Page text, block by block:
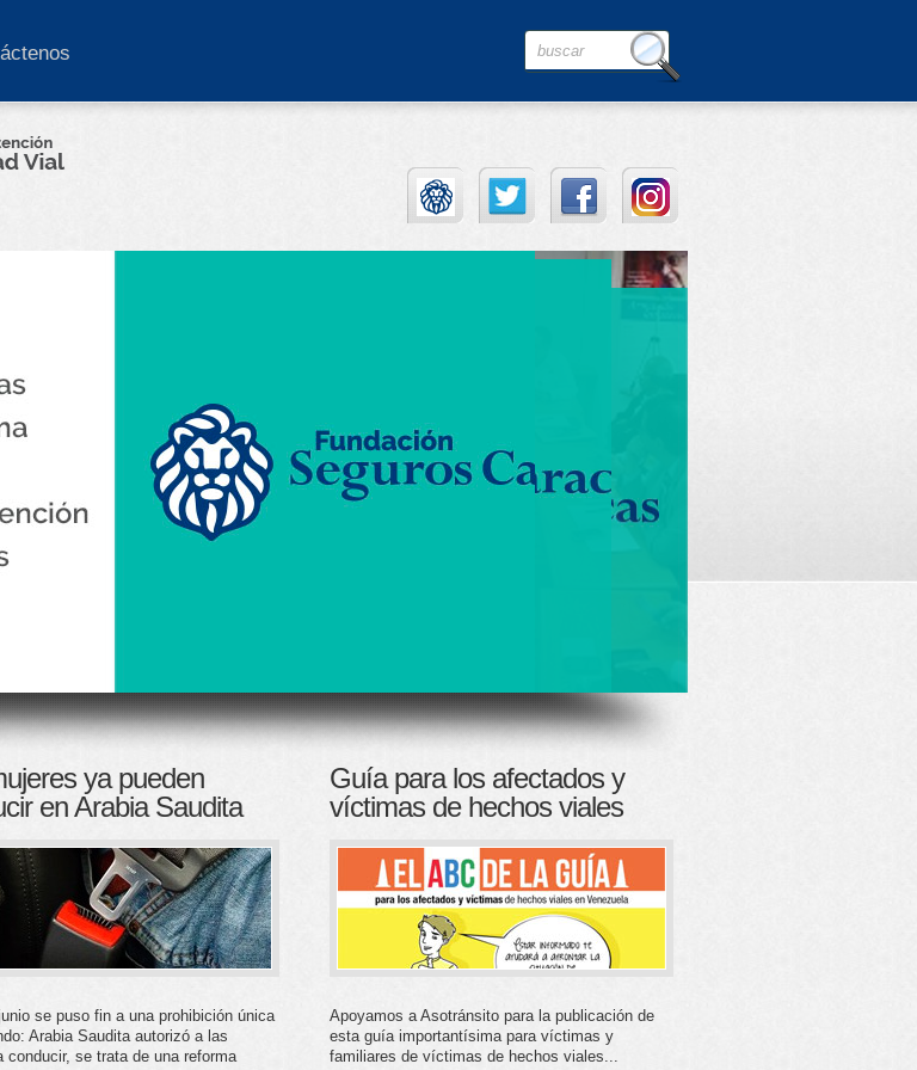
ya pueden
en Arabia Saudita
se puso fin a una prohibición única
Arabia Saudita autorizó a las
conducir, se trata de una reforma
Guía para los afectados y
víctimas de hechos viales
Apoyamos a Asotránsito para la publicación de
esta guía importantísima para víctimas y
familiares de víctimas de hechos viales...